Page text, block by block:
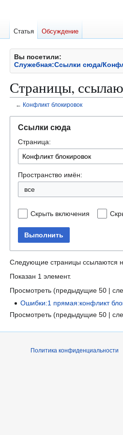
Вы посетили:
Служебная:Ссылки сюда/
Страницы,
← Конфликт блокировок
навигации
поиску
Ссылки сюда
Страница:
Пространство имён:
все
Скрыть включения
Выполнить
Следующие страницы ссылаются
Показан 1 элемент.
Просмотреть (предыдущие 50 |
Ошибки:1 прямая:конфликт
Просмотреть (предыдущие 50 |
Статья Обсуждение
Политика конфиденциальности